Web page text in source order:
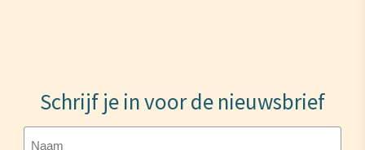
Schrijf je in voor de nieuwsbrief
Naam